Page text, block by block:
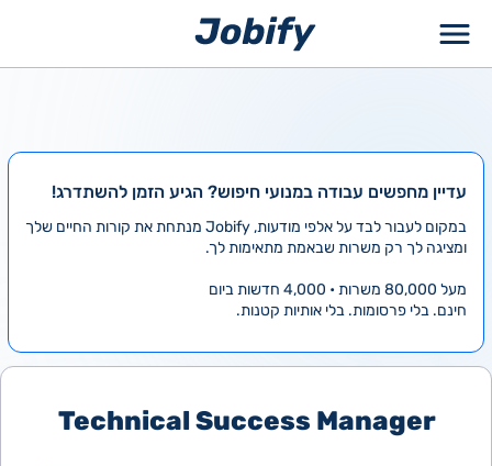
עדיין מחפשים עבודה במנועי חיפוש? הגיע הזמן להשתדרג!
במקום לעבור לבד על אלפי מודעות, Jobify מנתחת את קורות החיים שלך
ומציגה לך רק משרות שבאמת מתאימות לך.
מעל 80,000 משרות • 4,000 חדשות ביום
חינם. בלי פרסומות. בלי אותיות קטנות.
Technical Success Manager